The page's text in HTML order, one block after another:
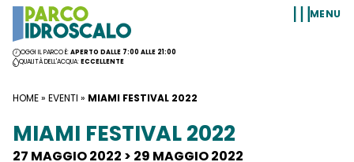
Vai al contenuto
OGGI IL PARCO È:APERTO DALLE 7:00 ALLE 21:00
QUALITÀ DELL'ACQUA:ECCELLENTE
MENU
HOME» EVENTI » MIAMI FESTIVAL 2022
MIAMI FESTIVAL 2022
27 MAGGIO 2022 > 29 MAGGIO 2022